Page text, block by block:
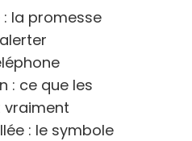
: la promesse
: ce que les
: le symbole